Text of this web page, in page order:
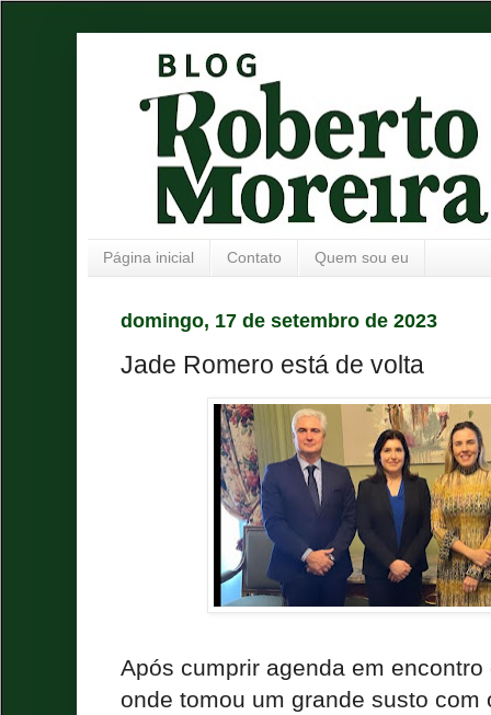
Página inicial Contato Quem sou eu
domingo, 17 de setembro de 2023
Jade Romero está de volta
Após cumprir agenda em
onde tomou um grande susto com